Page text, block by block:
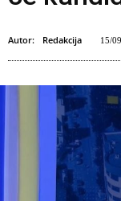
Autor: Redakcija 15/